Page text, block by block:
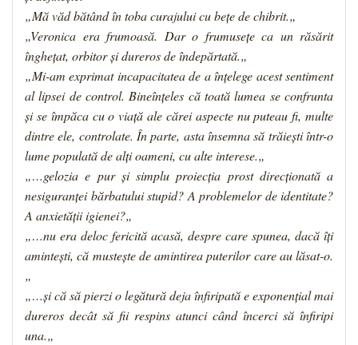
„Mă văd bătând în toba curajului cu beţe de chibrit.„
„Veronica era frumoasă. Dar o frumuseţe ca un răsărit
îngheţat, orbitor şi dureros de îndepărtată.„
„Mi-am exprimat incapacitatea de a înţelege acest sentiment
al lipsei de control. Bineînţeles că toată lumea se confrunta
şi se împăca cu o viaţă ale cărei aspecte nu puteau fi, multe
dintre ele, controlate. În parte, asta însemna să trăieşti într-o
lume populată de alţi oameni, cu alte interese.„
„…gelozia e pur şi simplu proiecţia prost direcţionată a
nesiguranţei bărbatului stupid? A problemelor de identitate?
A anxietăţii igienei?„
„…nu era deloc fericită acasă, despre care spunea, dacă îţi
aminteşti, că musteşte de amintirea puterilor care au lăsat-o.
„
„…şi că să pierzi o legătură deja înfiripată e exponenţial mai
dureros decât să fii respins atunci când încerci să înfiripi
una.„